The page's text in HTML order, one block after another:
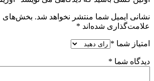
نشانی ایمیل شما منتشر نخواهد شد. بخش‌های
علامت‌گذاری شده‌اند *
امتیاز شما *
دیدگاه شما *